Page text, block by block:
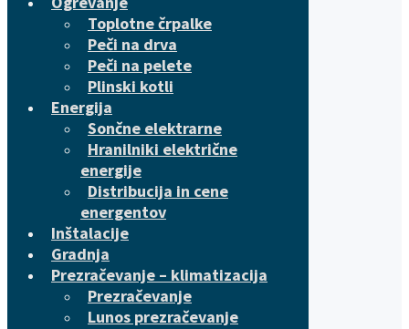
Toplotne črpalke
Peči na drva
Peči na pelete
Plinski kotli
Energija
Sončne elektrarne
Hranilniki električne
energije
Distribucija in cene
energentov
Inštalacije
Gradnja
Prezračevanje – klimatizacija
Prezračevanje
Lunos prezračevanje